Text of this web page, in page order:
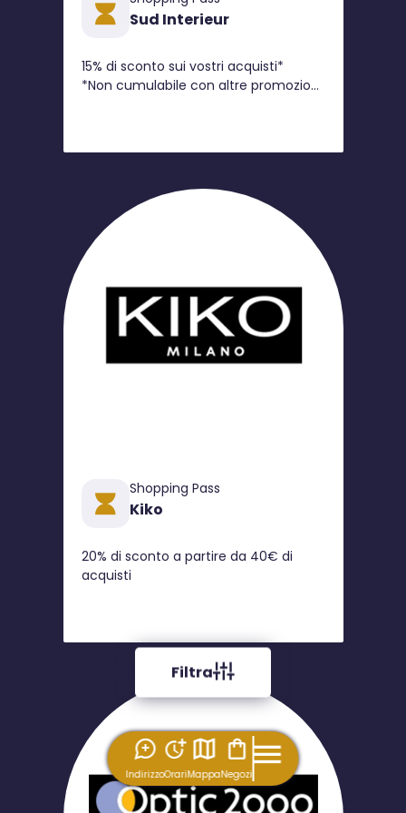
IndirizzoOrariMappaNegozi
Filtra
Sud Interieur
15% di sconto sui vostri acquisti*
*Non cumulabile con altre promozioni
Shopping Pass
Kiko
20% di sconto a partire da 40€ di
acquisti